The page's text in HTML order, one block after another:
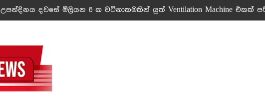
උපන්දිනය දවසේ මිලියන 6 ක වටිනාකමකින් යුත් Ventilation Machine එකක්